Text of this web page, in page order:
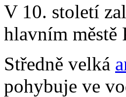
V 10. století
hlavním městě
Středně velká
pohybuje ve